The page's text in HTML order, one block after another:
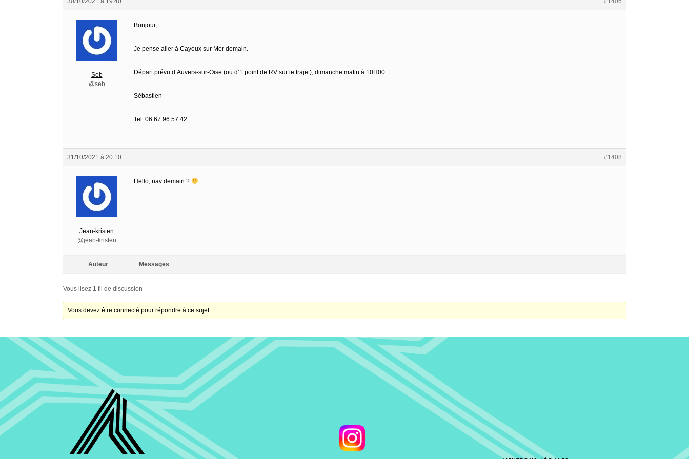
Seb
@seb
Bonjour,
Je pense aller à Cayeux sur Mer demain.
Départ prévu d’Auvers-sur-Oise (ou d’1 point de RV sur le trajet), dimanche matin à 10H00.
Sébastien
Tel: 06 67 96 57 42
31/10/2021 à 20:10 #1408
Jean-kristen
@jean-kristen
Hello, nav demain ?
Auteur Messages
Vous lisez 1 fil de discussion
Vous devez être connecté pour répondre à ce sujet.